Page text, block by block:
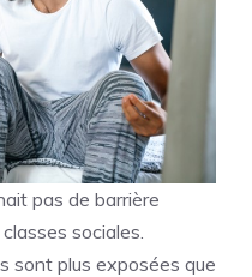
pas de barrière
sociales.
sont plus exposées que